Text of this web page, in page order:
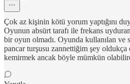
Çok az kişinin kötü yorum yaptığını
Oyunun absürt tarafı ile frekans
bir oyun olmadı. Oyunda kullanılan ve
pancar turşusu zannettiğim şey
kemirmek ancak böyle mümkün